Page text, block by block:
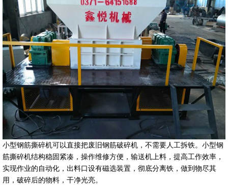
小型钢筋撕碎机可以直接把废旧钢筋破碎机，不需要人工拆铁。小型钢
筋撕碎机结构稳固紧凑，操作维修方便，输送机上料，提高工作效率，
实现作业的自动化，出料口设有磁选装置，彻底分离铁，做到物尽其
用，破碎后的物料，干净光亮。